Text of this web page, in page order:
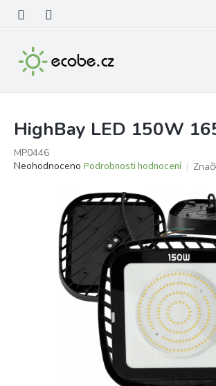
obsah
HighBay LED 150W
MP0446
Průměrné
Neohodnoceno Podrobnosti hodnocení